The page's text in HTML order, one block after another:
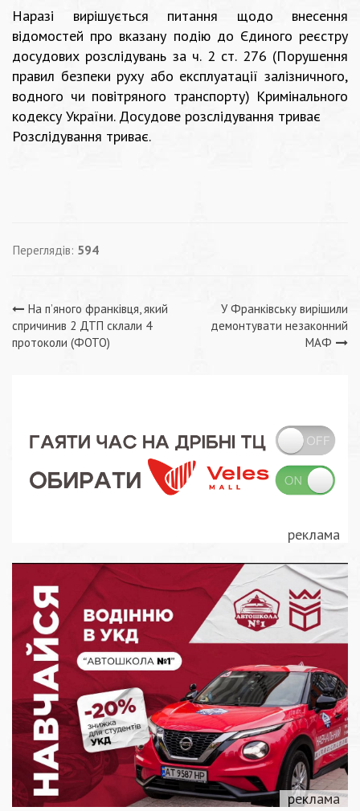
Наразі вирішується питання щодо внесення
відомостей про вказану подію до Єдиного реєстру
досудових розслідувань за ч. 2 ст. 276 (Порушення
правил безпеки руху або експлуатації залізничного,
водного чи повітряного транспорту) Кримінального
кодексу України. Досудове розслідування триває
Розслідування триває.
Переглядів: 594
Навігація
записів
На п’яного франківця, який
спричинив 2 ДТП склали 4
протоколи (ФОТО)
У Франківську вирішили
демонтувати незаконний
МАФ